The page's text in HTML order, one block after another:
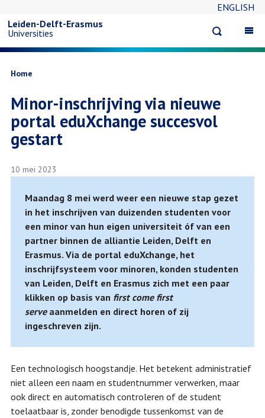
naar
inhoud
ENGLISH
search
Leiden-Delft-Erasmus
Universities
Kruimelpad
Home
Minor-inschrijving via nieuwe
portal eduXchange succesvol
gestart
10 mei 2023
Maandag 8 mei werd weer een nieuwe stap gezet
in het inschrijven van duizenden studenten voor
een minor van hun eigen universiteit óf van een
partner binnen de alliantie Leiden, Delft en
Erasmus. Via de portal eduXchange, het
inschrijfsysteem voor minoren, konden studenten
van Leiden, Delft en Erasmus zich met een paar
klikken op basis van first come first
serve aanmelden en direct horen of zij
ingeschreven zijn.
Een technologisch hoogstandje. Het betekent administratief
niet alleen een naam en studentnummer verwerken, maar
ook direct en automatisch controleren of de student
toelaatbaar is, zonder benodigde tussenkomst van de